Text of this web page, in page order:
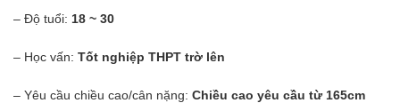
– Độ tuổi: 18 ~ 30
– Học vấn: Tốt nghiệp THPT trờ lên
– Yêu cầu chiều cao/cân nặng: Chiều cao yêu cầu từ 165cm